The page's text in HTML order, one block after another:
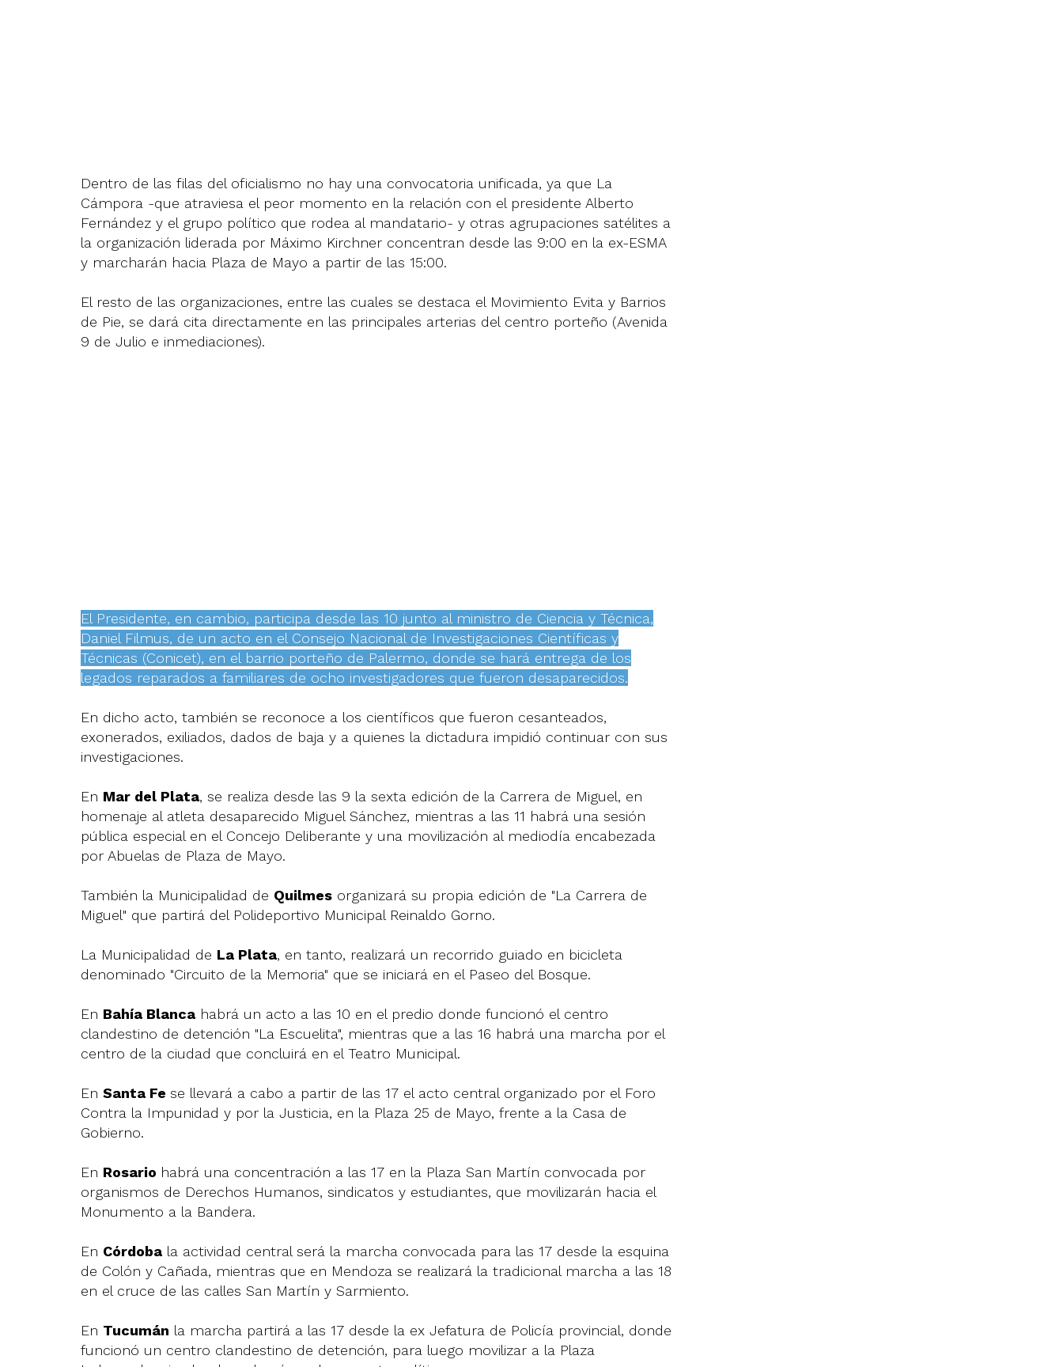
Dentro de las filas del oficialismo no hay una convocatoria unificada, ya que La
Cámpora -que atraviesa el peor momento en la relación con el presidente Alberto
Fernández y el grupo político que rodea al mandatario- y otras agrupaciones satélites a
la organización liderada por Máximo Kirchner concentran desde las 9:00 en la ex-ESMA
y marcharán hacia Plaza de Mayo a partir de las 15:00.
El resto de las organizaciones, entre las cuales se destaca el Movimiento Evita y Barrios
de Pie, se dará cita directamente en las principales arterias del centro porteño (Avenida
9 de Julio e inmediaciones).
El Presidente, en cambio, participa desde las 10 junto al ministro de Ciencia y Técnica,
Daniel Filmus, de un acto en el Consejo Nacional de Investigaciones Científicas y
Técnicas (Conicet), en el barrio porteño de Palermo, donde se hará entrega de los
legados reparados a familiares de ocho investigadores que fueron desaparecidos.
En dicho acto, también se reconoce a los científicos que fueron cesanteados,
exonerados, exiliados, dados de baja y a quienes la dictadura impidió continuar con sus
investigaciones.
En Mar del Plata, se realiza desde las 9 la sexta edición de la Carrera de Miguel, en
homenaje al atleta desaparecido Miguel Sánchez, mientras a las 11 habrá una sesión
pública especial en el Concejo Deliberante y una movilización al mediodía encabezada
por Abuelas de Plaza de Mayo.
También la Municipalidad de Quilmes organizará su propia edición de "La Carrera de
Miguel" que partirá del Polideportivo Municipal Reinaldo Gorno.
La Municipalidad de La Plata, en tanto, realizará un recorrido guiado en bicicleta
denominado "Circuito de la Memoria" que se iniciará en el Paseo del Bosque.
En Bahía Blanca habrá un acto a las 10 en el predio donde funcionó el centro
clandestino de detención "La Escuelita", mientras que a las 16 habrá una marcha por el
centro de la ciudad que concluirá en el Teatro Municipal.
En Santa Fe se llevará a cabo a partir de las 17 el acto central organizado por el Foro
Contra la Impunidad y por la Justicia, en la Plaza 25 de Mayo, frente a la Casa de
Gobierno.
En Rosario habrá una concentración a las 17 en la Plaza San Martín convocada por
organismos de Derechos Humanos, sindicatos y estudiantes, que movilizarán hacia el
Monumento a la Bandera.
En Córdoba la actividad central será la marcha convocada para las 17 desde la esquina
de Colón y Cañada, mientras que en Mendoza se realizará la tradicional marcha a las 18
en el cruce de las calles San Martín y Sarmiento.
En Tucumán la marcha partirá a las 17 desde la ex Jefatura de Policía provincial, donde
funcionó un centro clandestino de detención, para luego movilizar a la Plaza